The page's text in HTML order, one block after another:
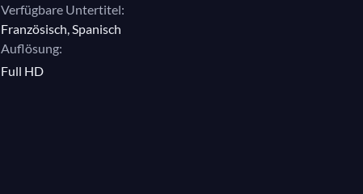
Verfügbare Untertitel:
Französisch, Spanisch
Auflösung:
Full HD